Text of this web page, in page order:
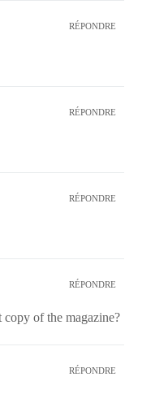
RÉPONDRE
RÉPONDRE
RÉPONDRE
RÉPONDRE
copy of the magazine?
RÉPONDRE